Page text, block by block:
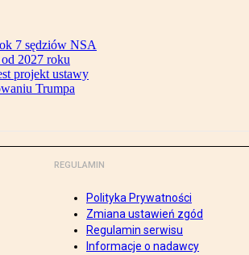
7 sędziów NSA
2027 roku
projekt ustawy
Trumpa
REGULAMIN
Polityka Prywatności
Zmiana ustawień zgód
Regulamin serwisu
Informacje o nadawcy